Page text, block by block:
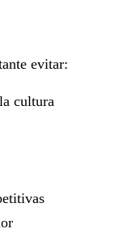
evitar:
cultura